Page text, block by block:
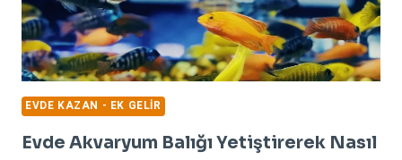
EVDE KAZAN - EK GELIR
Evde Akvaryum Balığı Yetiştirerek Nasıl